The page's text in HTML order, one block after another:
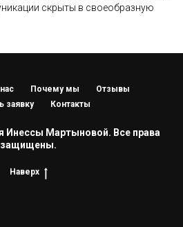
скрыты в своеобразную
Почему мы
Отзывы
заявку
Контакты
Инессы Мартыновой. Все права
защищены.
Наверх